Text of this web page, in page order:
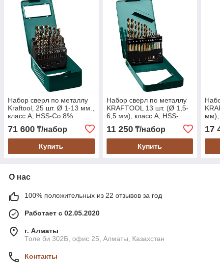
Набор сверл по металлу
Kraftool, 25 шт. Ø 1-13 мм.,
класс A, HSS-Co 8%
71 600 ₸/набор
Купить
Набор сверл по металлу
KRAFTOOL 13 шт. (Ø 1,5-
6,5 мм), класс A, HSS-
Co(8%) (29656-H13)
11 250₸/набор
Купить
мм),
17
О нас
100% положительных из 22 отзывов за год
Работает с 02.05.2020
г. Алматы
Толе би 302Б, офис 25, Алматы, Казахстан
Контакты